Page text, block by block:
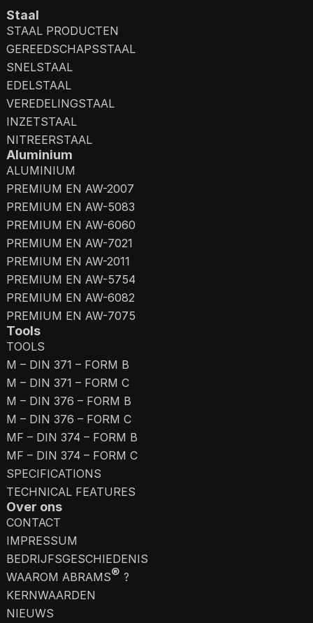
Staal
STAAL PRODUCTEN
GEREEDSCHAPSSTAAL
SNELSTAAL
EDELSTAAL
VEREDELINGSTAAL
INZETSTAAL
NITREERSTAAL
Aluminium
ALUMINIUM
PREMIUM EN AW-2007
PREMIUM EN AW-5083
PREMIUM EN AW-6060
PREMIUM EN AW-7021
PREMIUM EN AW-2011
PREMIUM EN AW-5754
PREMIUM EN AW-6082
PREMIUM EN AW-7075
Tools
TOOLS
M – DIN 371 – FORM B
M – DIN 371 – FORM C
M – DIN 376 – FORM B
M – DIN 376 – FORM C
MF – DIN 374 – FORM B
MF – DIN 374 – FORM C
SPECIFICATIONS
TECHNICAL FEATURES
Over ons
CONTACT
IMPRESSUM
BEDRIJFSGESCHIEDENIS
WAAROM ABRAMS® ?
KERNWAARDEN
NIEUWS